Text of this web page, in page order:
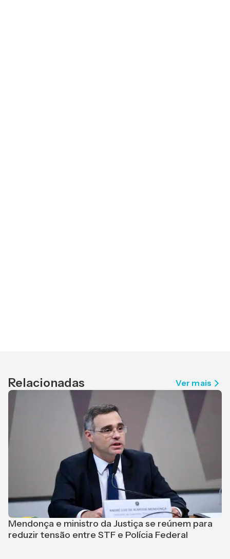
Relacionadas Ver mais
Mendonça e ministro da Justiça se reúnem para
reduzir tensão entre STF e Polícia Federal